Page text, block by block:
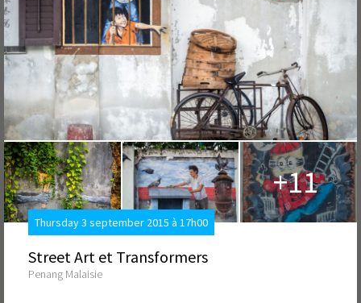
+11
Thursday 3 september 2015 à 17h00
Street Art et Transformers
Penang Malaisie